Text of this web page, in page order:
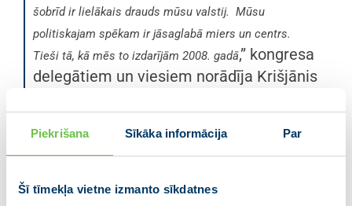
Piekrišana Sīkāka informācija Par
Šī tīmekļa vietne izmanto sīkdatnes
šobrīd ir lielākais drauds mūsu valstij. Mūsu
politiskajam spēkam ir jāsaglabā miers un centrs.
Tieši tā, kā mēs to izdarījām 2008. gadā,” kongresa
delegātiem un viesiem norādīja Krišjānis
Ministru prezidents, runājot par Latvijas attīstību,
akcentēja, ka pašlaik atrodamies viedās
reindustrializācijas jeb ražošanas atdzimšanas